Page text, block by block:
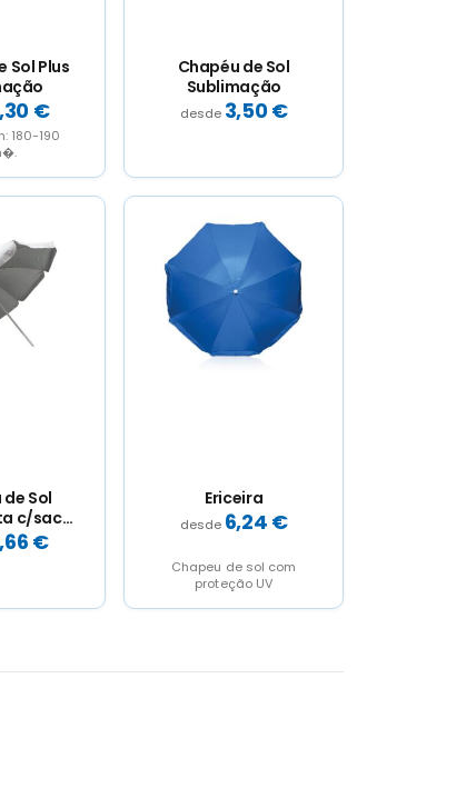
Sol Plus
€
180-190
Chapéu de Sol
Sublimação
3,50€
Sol
c/saco
€
Ericeira
6,24 €
Chapeu de sol com
proteção UV